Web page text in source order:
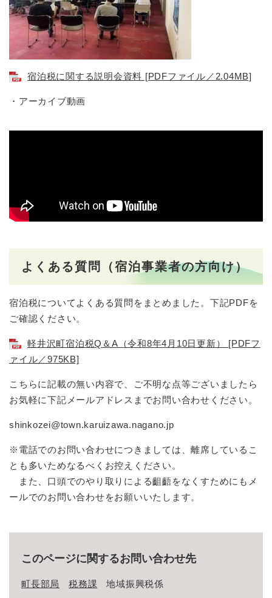
宿泊税に関する説明会資料 [PDFファイル／2.04MB]
・アーカイブ動画
よくある質問（宿泊事業者の方向け）
宿泊税についてよくある質問をまとめました。下記PDFを
ご確認ください。
軽井沢町宿泊税Q＆A（令和8年4月10日更新） [PDFフ
ァイル／975KB]
こちらに記載の無い内容で、ご不明な点等ございましたら
お気軽に下記メールアドレスまでお問い合わせください。
shinkozei@town.karuizawa.nagano.jp
※電話でのお問い合わせにつきましては、離席しているこ
とも多いためなるべくお控えください。
また、口頭でのやり取りによる齟齬をなくすためにもメ
ールでのお問い合わせをお願いいたします。​
このページに関するお問い合わせ先
町長部局 税務課 地域振興税係